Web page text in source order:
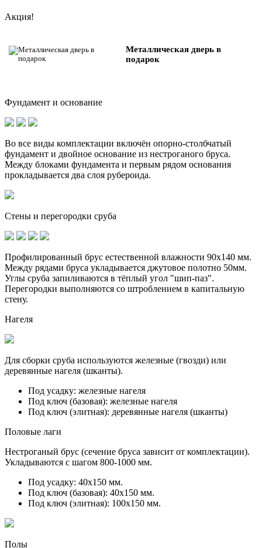
Акция!
Металлическая дверь в
подарок
Фундамент и основание
Во все виды комплектации включён опорно-столбчатый
фундамент и двойное основание из нестроганого бруса.
Между блоками фундамента и первым рядом основания
прокладывается два слоя рубероида.
Стены и перегородки сруба
Профилированный брус естественной влажности 90х140 мм.
Между рядами бруса укладывается джутовое полотно 50мм.
Углы сруба запиливаются в тёплый угол "шип-паз".
Перегородки выполняются со штроблением в капитальную
стену.
Нагеля
Для сборки сруба используются железные (гвозди) или
деревянные нагеля (шканты).
Под усадку: железные нагеля
Под ключ (базовая): железные нагеля
Под ключ (элитная): деревянные нагеля (шканты)
Половые лаги
Нестроганый брус (сечение бруса зависит от комплектации).
Укладываются с шагом 800-1000 мм.
Под усадку: 40х150 мм.
Под ключ (базовая): 40х150 мм.
Под ключ (элитная): 100х150 мм.
Полы